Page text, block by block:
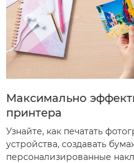
Максимально
принтера
Узнайте, как печатать
устройства, создавать
персонализированные